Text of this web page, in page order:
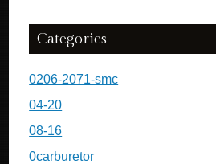
Categories
0206-2071-smc
04-20
08-16
0carburetor